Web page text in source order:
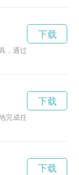
，通过官网下载可以
下载
完成任务。一家新推
下载
下载